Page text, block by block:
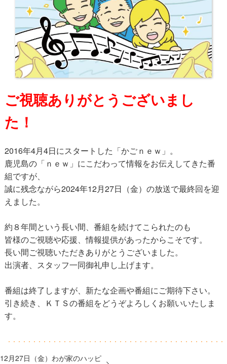
ご視聴ありがとうございまし
た！
2016年4月4日にスタートした「かごｎｅｗ」。
鹿児島の「ｎｅｗ」にこだわって情報をお伝えしてきた番
組ですが、
誠に残念ながら2024年12月27日（金）の放送で最終回を迎
えました。
約８年間という長い間、番組を続けてこられたのも
皆様のご視聴や応援、情報提供があったからこそです。
長い間ご視聴いただきありがとうございました。
出演者、スタッフ一同御礼申し上げます。
番組は終了しますが、新たな企画や番組にご期待下さい。
引き続き、ＫＴＳの番組をどうぞよろしくお願いいたしま
す。
12月27日（金）わが家のハッピ